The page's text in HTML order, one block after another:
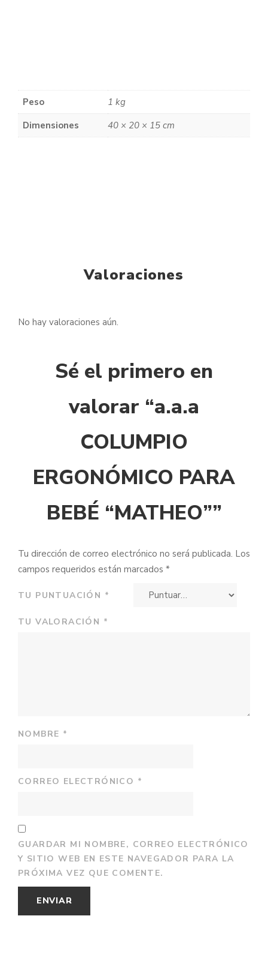
Peso
1 kg
Dimensiones
40 × 20 × 15 cm
Valoraciones
No hay valoraciones aún.
Sé el primero en
valorar “a.a.a
COLUMPIO
ERGONÓMICO PARA
BEBÉ “MATHEO””
Tu dirección de correo electrónico no será publicada. Los
campos requeridos están marcados *
TU PUNTUACIÓN *
TU VALORACIÓN *
NOMBRE *
CORREO ELECTRÓNICO *
GUARDAR MI NOMBRE, CORREO ELECTRÓNICO
Y SITIO WEB EN ESTE NAVEGADOR PARA LA
PRÓXIMA VEZ QUE COMENTE.